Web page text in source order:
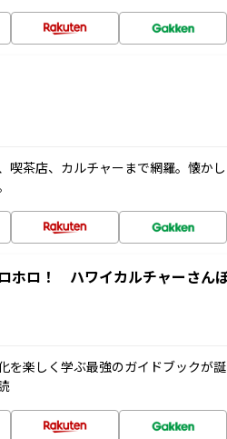
喫茶店、カルチャーまで網羅。懐か
ホロ！ ハワイカルチャーさん
を楽しく学ぶ最強のガイドブックが